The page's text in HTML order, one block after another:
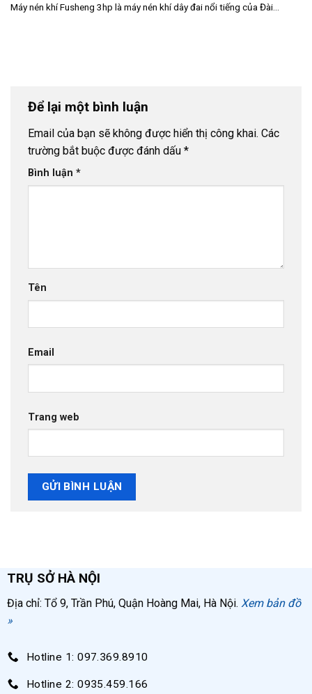
Máy nén khí Fusheng 3hp là máy nén khí dây đai nổi tiếng của Đài...
Để lại một bình luận
Email của bạn sẽ không được hiển thị công khai. Các
trường bắt buộc được đánh dấu *
Bình luận *
Tên
Email
Trang web
TRỤ SỞ HÀ NỘI
Địa chỉ: Tổ 9, Trần Phú, Quận Hoàng Mai, Hà Nội. Xem bản đồ
»
Hotline 1: 097.369.8910
Hotline 2: 0935.459.166